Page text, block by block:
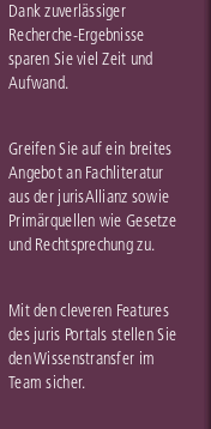
Dank zuverlässiger
Recherche-Ergebnisse
sparen Sie viel Zeit und
Aufwand.
Greifen Sie auf ein breites
Angebot an Fachliteratur
aus der jurisAllianz sowie
Primärquellen wie Gesetze
und Rechtsprechung zu.
Mit den cleveren Features
des juris Portals stellen Sie
den Wissenstransfer im
Team sicher.